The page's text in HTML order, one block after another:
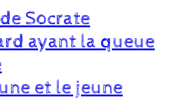
Socrate
ayant la queue
et le jeune